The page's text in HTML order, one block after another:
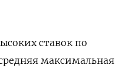
ставок по
максимальная